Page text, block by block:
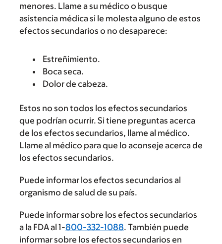
menores. Llame a su médico o busque
asistencia médica si le molesta alguno de estos
efectos secundarios o no desaparece:
Estreñimiento.
Boca seca.
Dolor de cabeza.
Estos no son todos los efectos secundarios
que podrían ocurrir. Si tiene preguntas acerca
de los efectos secundarios, llame al médico.
Llame al médico para que lo aconseje acerca de
los efectos secundarios.
Puede informar los efectos secundarios al
organismo de salud de su país.
Puede informar sobre los efectos secundarios
a la FDA al 1-800-332-1088. También puede
informar sobre los efectos secundarios en